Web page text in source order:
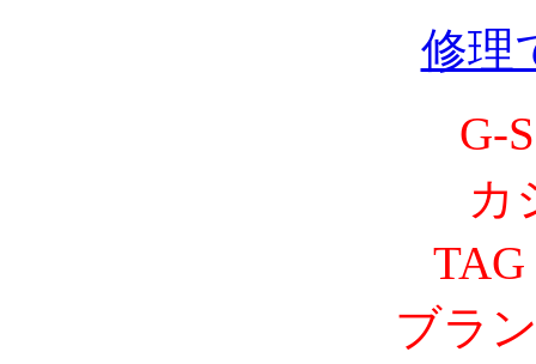
修理
G-
カ
ブラ